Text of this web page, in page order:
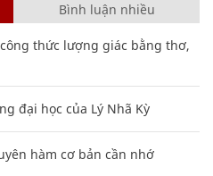
Bình luận nhiều
thức lượng giác bằng thơ,
đại học của Lý Nhã Kỳ
hàm cơ bản cần nhớ